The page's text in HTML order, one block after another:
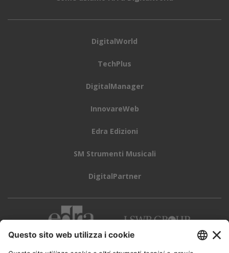
DigitalWorld
TechPlus
DigitalManager
InnovareWeb
Edra Edizioni
SM Strumenti Musicali
DigitalPartner